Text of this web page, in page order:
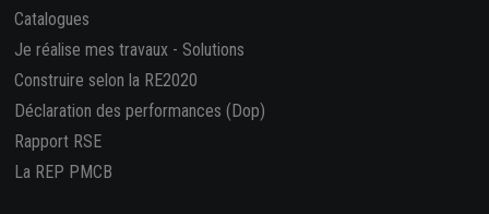
Catalogues
Je réalise mes travaux - Solutions
Construire selon la RE2020
Déclaration des performances (Dop)
Rapport RSE
La REP PMCB